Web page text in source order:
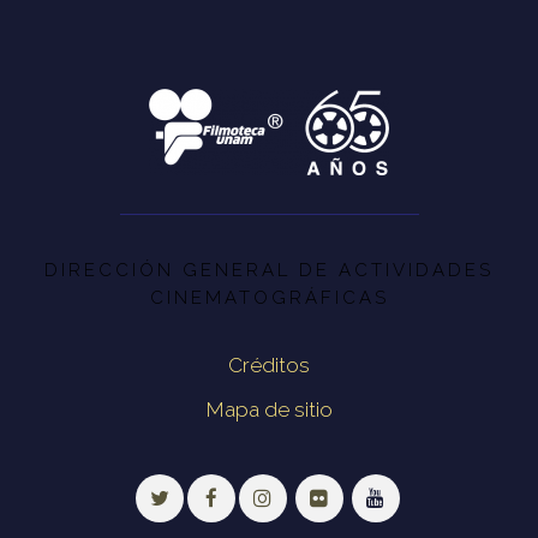
DIRECCIÓN GENERAL DE ACTIVIDADES
CINEMATOGRÁFICAS
Créditos
Mapa de sitio